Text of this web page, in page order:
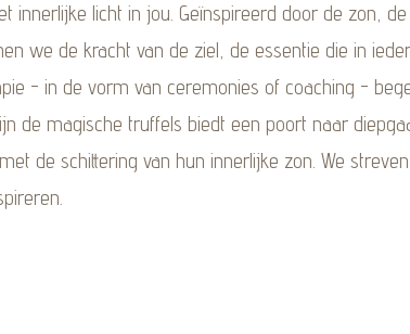
licht in jou. Geïnspireerd door de zon,
we de kracht van de ziel, de essentie die in
- in de vorm van ceremonies of coaching -
de magische truffels biedt een poort naar
de schittering van hun innerlijke zon. We